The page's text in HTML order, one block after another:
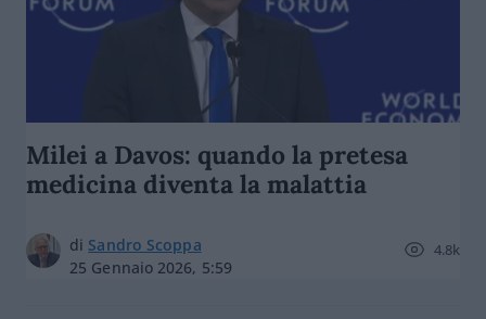
Milei a Davos: quando la pretesa
medicina diventa la malattia
di Sandro Scoppa
25 Gennaio 2026, 5:59
4.8k